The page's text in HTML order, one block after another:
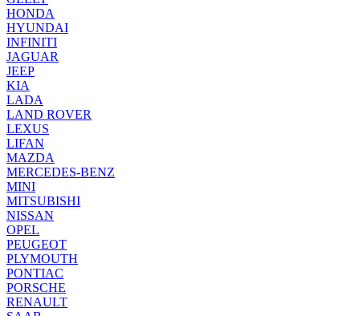
HONDA
HYUNDAI
INFINITI
JAGUAR
JEEP
KIA
LADA
LAND ROVER
LEXUS
LIFAN
MAZDA
MERCEDES-BENZ
MINI
MITSUBISHI
NISSAN
OPEL
PEUGEOT
PLYMOUTH
PONTIAC
PORSCHE
RENAULT